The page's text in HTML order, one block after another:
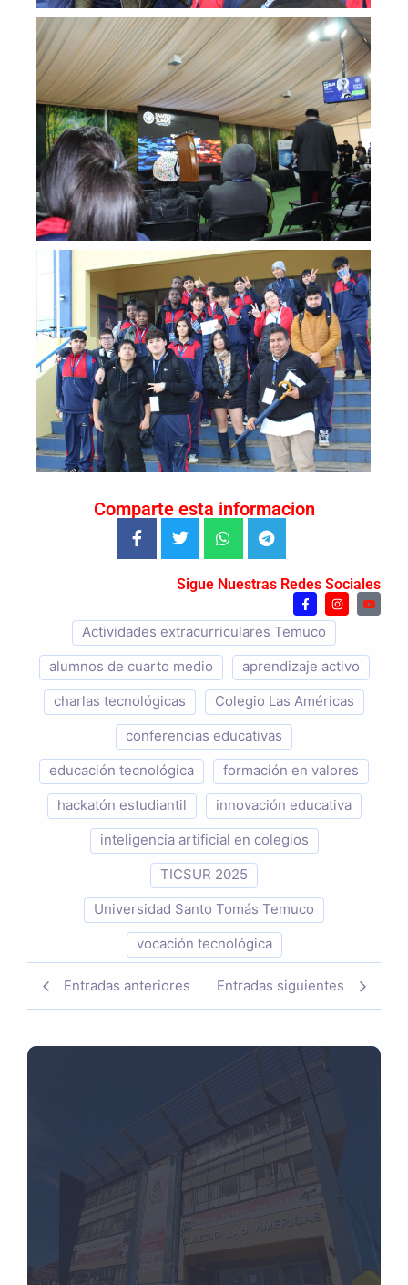
Comparte esta informacion
Sigue Nuestras Redes Sociales
Actividades extracurriculares Temuco
alumnos de cuarto medio
aprendizaje activo
charlas tecnológicas
Colegio Las Américas
conferencias educativas
educación tecnológica
formación en valores
hackatón estudiantil
innovación educativa
inteligencia artificial en colegios
TICSUR 2025
Universidad Santo Tomás Temuco
vocación tecnológica
Entradas anteriores Entradas siguientes